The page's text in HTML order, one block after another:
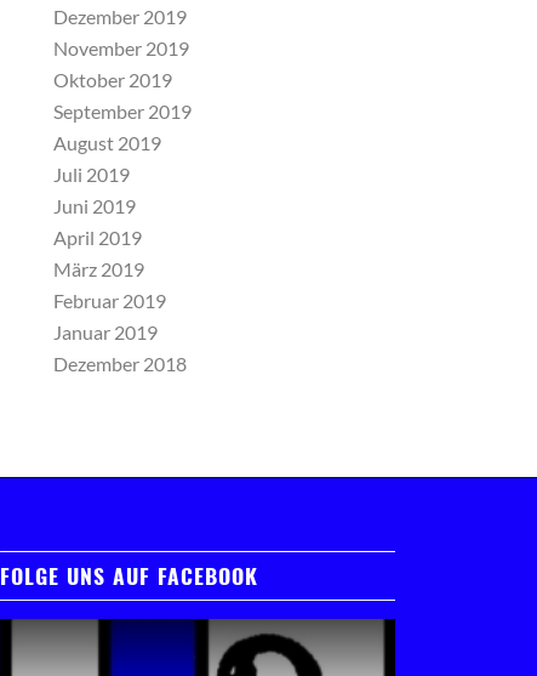
Dezember 2019
November 2019
Oktober 2019
September 2019
August 2019
Juli 2019
Juni 2019
April 2019
März 2019
Februar 2019
Januar 2019
Dezember 2018
FOLGE UNS AUF FACEBOOK